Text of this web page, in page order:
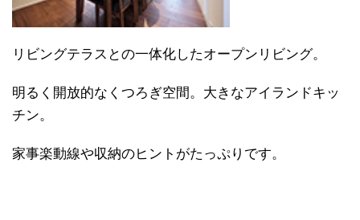
リビングテラスとの一体化したオープンリビング。
明るく開放的なくつろぎ空間。大きなアイランドキッ
チン。
家事楽動線や収納のヒントがたっぷりです。